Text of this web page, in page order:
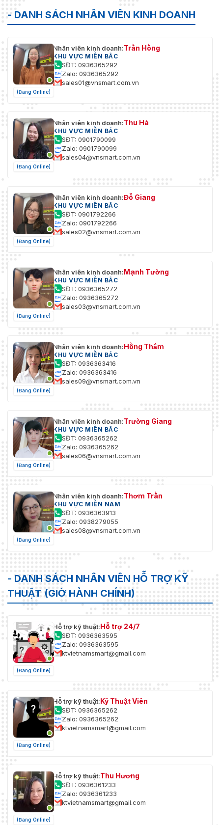
- DANH SÁCH NHÂN VIÊN KINH DOANH
(Đang Online)
Nhân viên kinh doanh:Trần Hồng
KHU VỰC MIỀN BẮC
SĐT: 0936365292
Zalo: 0936365292
sales01@vnsmart.com.vn
(Đang Online)
Nhân viên kinh doanh:Thu Hà
KHU VỰC MIỀN BẮC
SĐT: 0901790099
Zalo: 0901790099
sales04@vnsmart.com.vn
(Đang Online)
Nhân viên kinh doanh:Đỗ Giang
KHU VỰC MIỀN BẮC
SĐT: 0901792266
Zalo: 0901792266
sales02@vnsmart.com.vn
(Đang Online)
Nhân viên kinh doanh:Mạnh Tường
KHU VỰC MIỀN BẮC
SĐT: 0936365272
Zalo: 0936365272
sales03@vnsmart.com.vn
(Đang Online)
Nhân viên kinh doanh:Hồng Thắm
KHU VỰC MIỀN BẮC
SĐT: 0936363416
Zalo: 0936363416
sales09@vnsmart.com.vn
(Đang Online)
Nhân viên kinh doanh:Trường Giang
KHU VỰC MIỀN BẮC
SĐT: 0936365262
Zalo: 0936365262
sales06@vnsmart.com.vn
(Đang Online)
Nhân viên kinh doanh:Thơm Trần
KHU VỰC MIỀN NAM
SĐT: 0936363913
Zalo: 0938279055
sales08@vnsmart.com.vn
- DANH SÁCH NHÂN VIÊN HỖ TRỢ KỸ
THUẬT (GIỜ HÀNH CHÍNH)
(Đang Online)
Hỗ trợ kỹ thuật:Hỗ trợ 24/7
SĐT: 0936363595
Zalo: 0936363595
ktvietnamsmart@gmail.com
(Đang Online)
Hỗ trợ kỹ thuật:Kỹ Thuật Viên
SĐT: 0936365262
Zalo: 0936365262
ktvietnamsmart@gmail.com
(Đang Online)
Hỗ trợ kỹ thuật:Thu Hương
SĐT: 0936361233
Zalo: 0936361233
ktvietnamsmart@gmail.com